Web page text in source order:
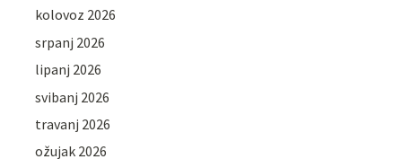
kolovoz 2026
srpanj 2026
lipanj 2026
svibanj 2026
travanj 2026
ožujak 2026